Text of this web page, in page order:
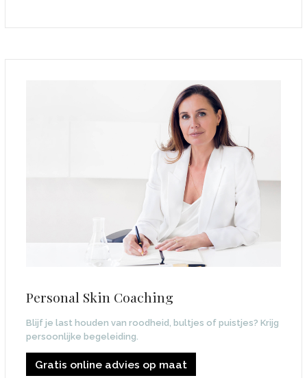
Personal Skin Coaching
Blijf je last houden van roodheid, bultjes of puistjes? Krijg
persoonlijke begeleiding.
Gratis online advies op maat